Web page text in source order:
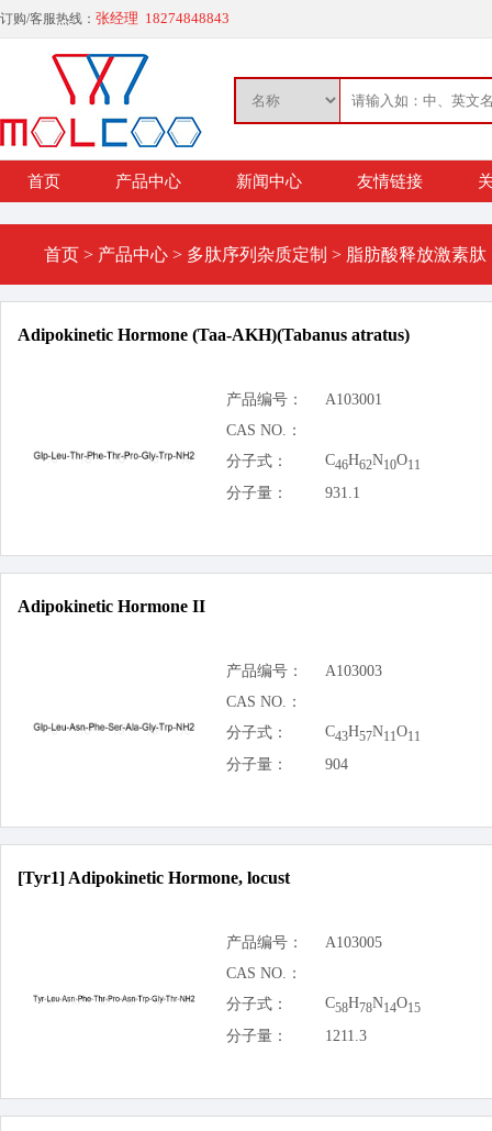
订购/客服热线： 张经理 18274848843
首页 产品中心 新闻中心 友情链接
首页 > 产品中心 > 多肽序列杂质定制 > 脂肪酸释放激素肽
Adipokinetic Hormone (Taa-AKH)(Tabanus atratus)
产品编号：
A103001
CAS NO.：
分子式：
C46H62N10O11
分子量： 931.1
Adipokinetic Hormone II
产品编号：
A103003
CAS NO.：
分子式：
C43H57N11O11
分子量： 904
[Tyr1] Adipokinetic Hormone, locust
产品编号：
A103005
CAS NO.：
分子式：
C58H78N14O15
分子量： 1211.3